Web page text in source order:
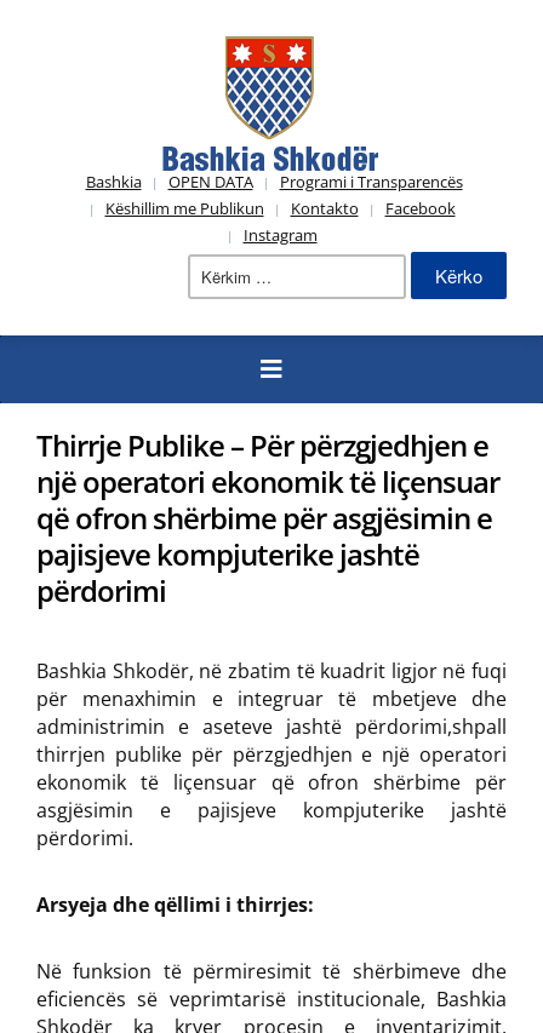
Bashkia OPEN DATA
Programi i Transparencës
Këshillim me Publikun
Kontakto
Facebook
Instagram
Kërko
Thirrje Publike – Për përzgjedhjen e
një operatori ekonomik të liçensuar
që ofron shërbime për asgjësimin e
pajisjeve kompjuterike jashtë
përdorimi
Bashkia Shkodër, në zbatim të kuadrit ligjor në fuqi
për menaxhimin e integruar të mbetjeve dhe
administrimin e aseteve jashtë përdorimi,shpall
thirrjen publike për përzgjedhjen e një operatori
ekonomik të liçensuar që ofron shërbime për
asgjësimin e pajisjeve kompjuterike jashtë
përdorimi.
Arsyeja dhe qëllimi i thirrjes:
Në funksion të përmiresimit të shërbimeve dhe
eficiencës së veprimtarisë institucionale, Bashkia
Shkodër ka kryer proçesin e inventarizimit,